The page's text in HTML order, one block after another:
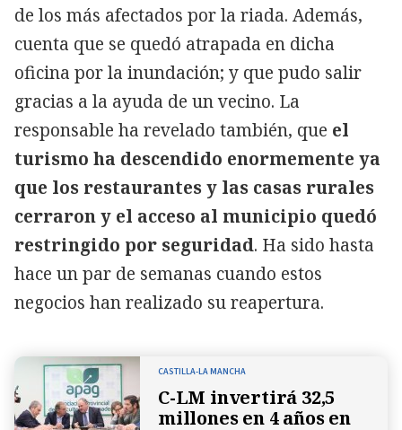
de los más afectados por la riada. Además,
cuenta que se quedó atrapada en dicha
oficina por la inundación; y que pudo salir
gracias a la ayuda de un vecino. La
responsable ha revelado también, que el
turismo ha descendido enormemente ya
que los restaurantes y las casas rurales
cerraron y el acceso al municipio quedó
restringido por seguridad. Ha sido hasta
hace un par de semanas cuando estos
negocios han realizado su reapertura.
CASTILLA-LA MANCHA
C-LM invertirá 32,5
millones en 4 años en